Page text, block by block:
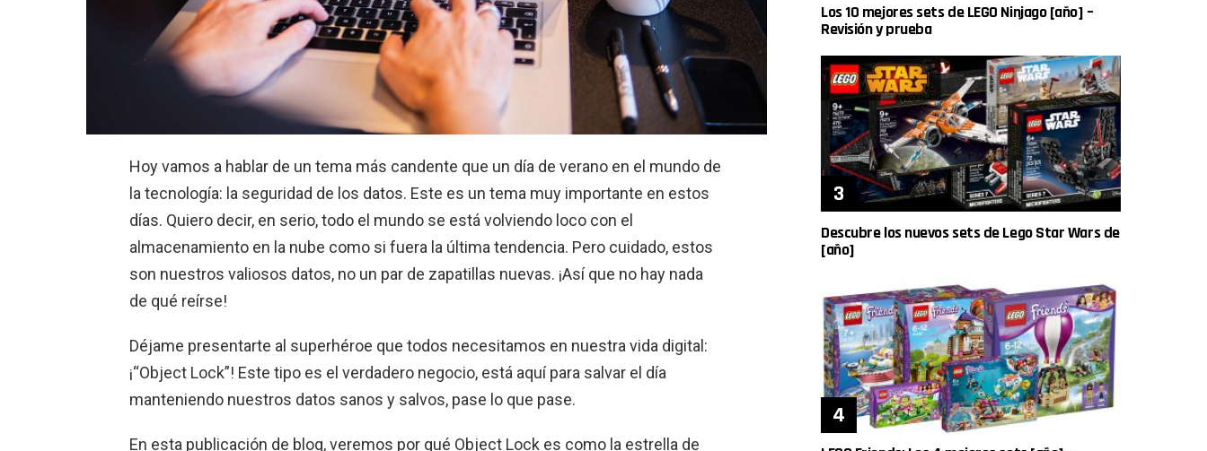
Hoy vamos a hablar de un tema más candente que un día de verano en el mundo de
la tecnología: la seguridad de los datos. Este es un tema muy importante en estos
días. Quiero decir, en serio, todo el mundo se está volviendo loco con el
almacenamiento en la nube como si fuera la última tendencia. Pero cuidado, estos
son nuestros valiosos datos, no un par de zapatillas nuevas. ¡Así que no hay nada
de qué reírse!
Déjame presentarte al superhéroe que todos necesitamos en nuestra vida digital:
¡“Object Lock”! Este tipo es el verdadero negocio, está aquí para salvar el día
manteniendo nuestros datos sanos y salvos, pase lo que pase.
En esta publicación de blog, veremos por qué Object Lock es como la estrella de
Los 10 mejores sets de LEGO Ninjago [año] –
Revisión y prueba
Descubre los nuevos sets de Lego Star Wars de
[año]